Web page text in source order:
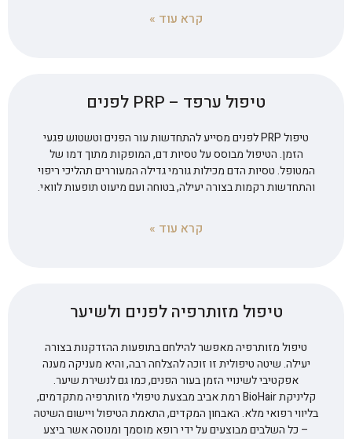
קרא עוד »
טיפול ערפד – PRP לפנים
טיפול PRP לפנים מסייע להתחדשות עור הפנים וטשטוש פגעי
הזמן. הטיפול מבוסס על טסיות דם, המופקות מתוך דמו של
המטופל. טסיות הדם מכילות גורמי גדילה המעוררים תהליכי ריפוי
והתחדשות רקמות בצורה יעילה, בטוחה ועם מיעוט תופעות לוואי.
קרא עוד »
טיפול מזותרפיה לפנים ולשיער
טיפול מזותרפיה מאפשר להילחם בתופעות ההזדקנות בצורה
יעילה. שיטה טיפולית זו זוכה להצלחה רבה, והיא מעניקה מענה
אפקטיבי לשינויי הזמן בעור הפנים, כמו גם לנשירת שיער.
קליניקת BioHair רמת אביב מבצעת טיפולי מזותרפיה מתקדמים,
בליווי רפואי מלא. האבחון המקדים, התאמת הטיפול ויישום השיטה
– כל השלבים מבוצעים על ידי רופא מוסמך ומנוסה אשר ביצע